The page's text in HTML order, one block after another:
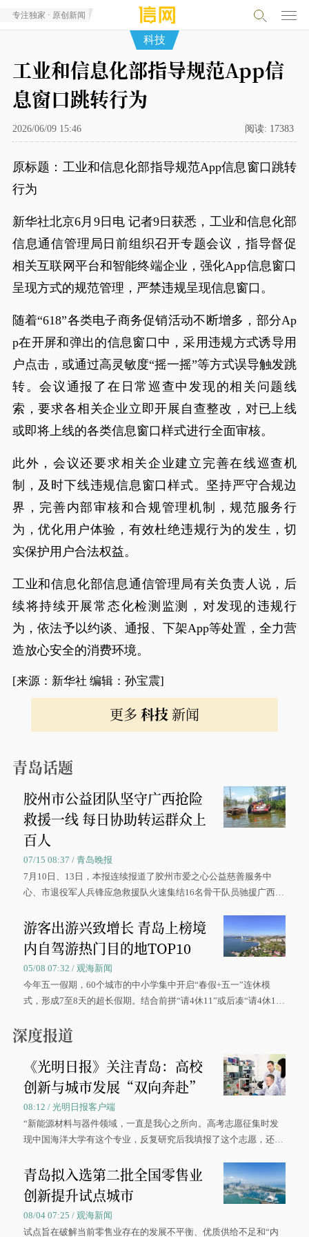
专注独家 · 原创新闻
科技
工业和信息化部指导规范App信
息窗口跳转行为
2026/06/09 15:46 阅读: 17383
原标题：工业和信息化部指导规范App信息窗口跳转
行为
新华社北京6月9日电 记者9日获悉，工业和信息化部
信息通信管理局日前组织召开专题会议，指导督促
相关互联网平台和智能终端企业，强化App信息窗口
呈现方式的规范管理，严禁违规呈现信息窗口。
随着“618”各类电子商务促销活动不断增多，部分Ap
p在开屏和弹出的信息窗口中，采用违规方式诱导用
户点击，或通过高灵敏度“摇一摇”等方式误导触发跳
转。会议通报了在日常巡查中发现的相关问题线
索，要求各相关企业立即开展自查整改，对已上线
或即将上线的各类信息窗口样式进行全面审核。
此外，会议还要求相关企业建立完善在线巡查机
制，及时下线违规信息窗口样式。坚持严守合规边
界，完善内部审核和合规管理机制，规范服务行
为，优化用户体验，有效杜绝违规行为的发生，切
实保护用户合法权益。
工业和信息化部信息通信管理局有关负责人说，后
续将持续开展常态化检测监测，对发现的违规行
为，依法予以约谈、通报、下架App等处置，全力营
造放心安全的消费环境。
[来源：新华社 编辑：孙宝震]
更多 科技新闻
青岛话题
胶州市公益团队坚守广西抢险
救援一线 每日协助转运群众上
百人
07/15 08:37 / 青岛晚报
7月10日、13日，本报连续报道了胶州市爱之心公益慈善服务中
心、市退役军人兵锋应急救援队火速集结16名骨干队员驰援广西灾
游客出游兴致增长 青岛上榜境
内自驾游热门目的地TOP10
05/08 07:32 / 观海新闻
今年五一假期，60个城市的中小学集中开启“春假+五一”连休模
式，形成7至8天的超长假期。结合前拼“请4休11”或后凑“请4休1
深度报道
《光明日报》关注青岛：高校
创新与城市发展“双向奔赴”
08:12 / 光明日报客户端
“新能源材料与器件领域，一直是我心之所向。高考志愿征集时发
现中国海洋大学有这个专业，反复研究后我填报了这个志愿，还真
大学材料科学与工程学院材料类专业的录取通知书。
青岛拟入选第二批全国零售业
创新提升试点城市
08/04 07:25 / 观海新闻
试点旨在破解当前零售业存在的发展不平衡、优质供给不足和“内